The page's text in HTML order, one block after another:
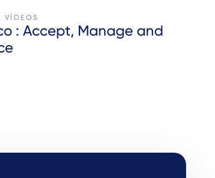
VÍDEOS
: Accept, Manage and